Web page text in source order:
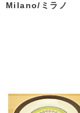
Milano/ミラノ